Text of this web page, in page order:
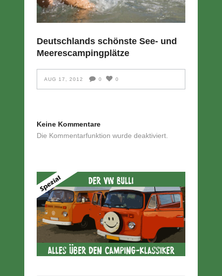
Deutschlands schönste See- und
Meerescampingplätze
AUG 17, 2012 0 0
Keine Kommentare
Die Kommentarfunktion wurde deaktiviert.